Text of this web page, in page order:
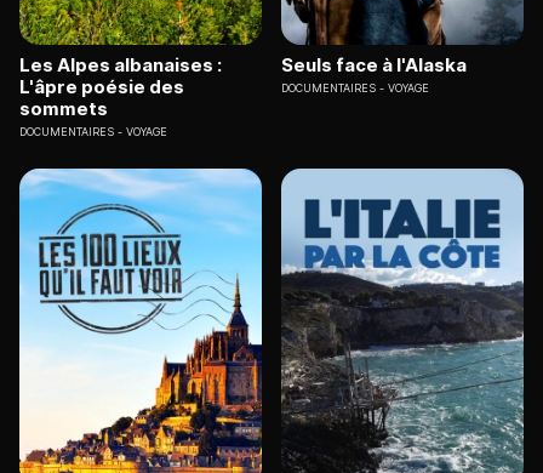
Les Alpes albanaises :
L'âpre poésie des
sommets
DOCUMENTAIRES VOYAGE
Seuls face à l'Alaska
DOCUMENTAIRES VOYAGE